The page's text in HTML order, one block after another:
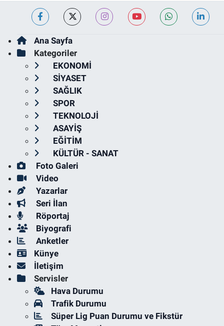
Ana Sayfa
Kategoriler
EKONOMİ
SİYASET
SAĞLIK
SPOR
TEKNOLOJİ
ASAYİŞ
EĞİTİM
KÜLTÜR - SANAT
Foto Galeri
Video
Yazarlar
Seri İlan
Röportaj
Biyografi
Anketler
Künye
İletişim
Servisler
Hava Durumu
Trafik Durumu
Süper Lig Puan Durumu ve Fikstür